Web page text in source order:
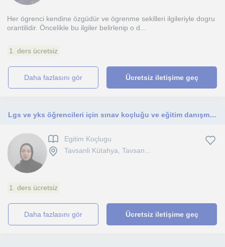
Her ögrenci kendine özgüdür ve ögrenme sekilleri ilgileriyle dogru
orantilidir. Öncelikle bu ilgiler belirlenip o d...
1. ders ücretsiz
daha fazlasını gör Ücretsiz iletişime geç
Lgs ve yks öğrencileri için sınav koçluğu ve eğitim danışmanlığı. Koçluk
Egitim Koçlugu
Tavsanli Kütahya, Tavsan...
1. ders ücretsiz
daha fazlasını gör Ücretsiz iletişime geç